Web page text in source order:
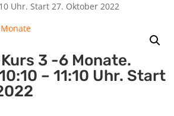
Uhr. Start 27. Oktober 2022
3 -6 Monate.
– 11:10 Uhr. Start